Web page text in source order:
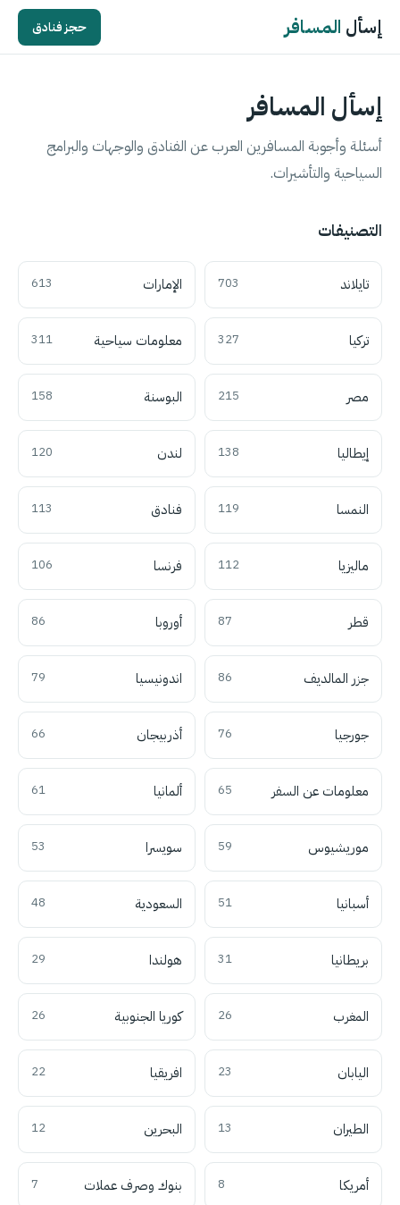
إسأل المسافر حجز فنادق
إسأل المسافر
أسئلة وأجوبة المسافرين العرب عن الفنادق والوجهات والبرامج
السياحية والتأشيرات.
التصنيفات
تايلاند 703 الإمارات 613
تركيا 327 معلومات سياحية 311
مصر 215 البوسنة 158
إيطاليا 138 لندن 120
النمسا 119 فنادق 113
ماليزيا 112 فرنسا 106
قطر 87 أوروبا 86
جزر المالديف 86 اندونيسيا 79
جورجيا 76 أذربيجان 66
معلومات عن السفر 65 ألمانيا 61
موريشيوس 59 سويسرا 53
أسبانيا 51 السعودية 48
بريطانيا 31 هولندا 29
المغرب 26 كوريا الجنوبية 26
اليابان 23 افريقيا 22
الطيران 13 البحرين 12
أمريكا 8 بنوك وصرف عملات 7